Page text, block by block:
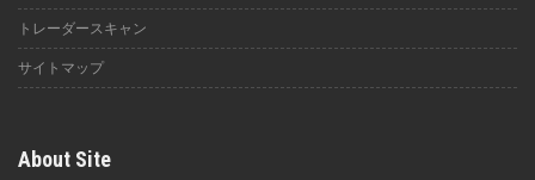
トレーダースキャン
サイトマップ
About Site